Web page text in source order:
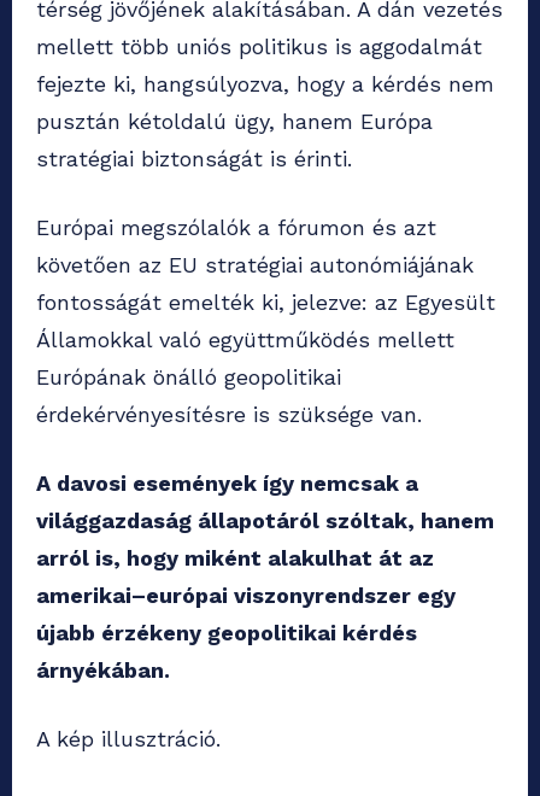
térség jövőjének alakításában. A dán vezetés
mellett több uniós politikus is aggodalmát
fejezte ki, hangsúlyozva, hogy a kérdés nem
pusztán kétoldalú ügy, hanem Európa
stratégiai biztonságát is érinti.
Európai megszólalók a fórumon és azt
követően az EU stratégiai autonómiájának
fontosságát emelték ki, jelezve: az Egyesült
Államokkal való együttműködés mellett
Európának önálló geopolitikai
érdekérvényesítésre is szüksége van.
A davosi események így nemcsak a
világgazdaság állapotáról szóltak, hanem
arról is, hogy miként alakulhat át az
amerikai–európai viszonyrendszer egy
újabb érzékeny geopolitikai kérdés
árnyékában.
A kép illusztráció.